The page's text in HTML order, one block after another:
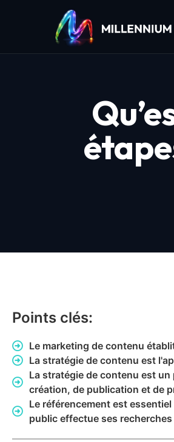
Points clés:
Le marketing de contenu
La stratégie de contenu est
La stratégie de contenu est
création, de publication et de
Le référencement est
public effectue ses